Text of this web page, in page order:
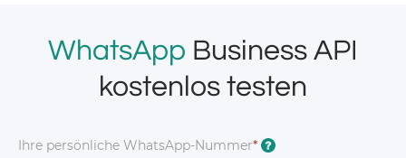
WhatsApp Business API
kostenlos testen
Ihre persönliche WhatsApp-Nummer* ?